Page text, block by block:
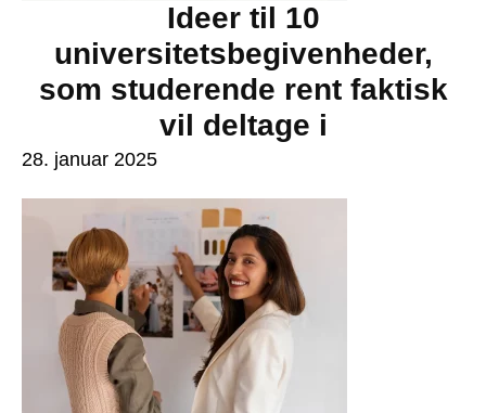
Ideer til 10
universitetsbegivenheder,
som studerende rent faktisk
vil deltage i
28. januar 2025